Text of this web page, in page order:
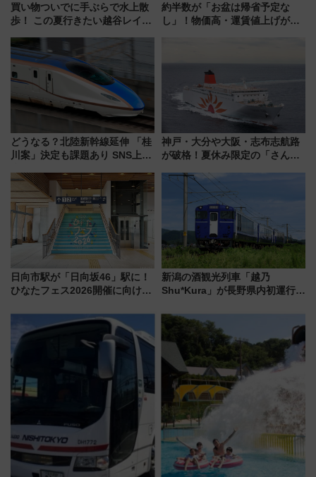
買い物ついでに手ぶらで水上散
歩！ この夏行きたい越谷レイク
ア「LAKESIDE PARK」（埼玉
県越谷市）
約半数が「お盆は帰省予定な
し」！物価高・運賃値上げが財
どうなる？北陸新幹線延伸 「桂
川案」決定も課題あり SNS上の
神戸・大分や大阪・志布志航路
が破格！夏休み限定の「さんふ
ート 夕朝食ビュッフェ付きで
快適な船旅はいかが？
日向市駅が「日向坂46」駅に！
ひなたフェス2026開催に向けJR
全力応援 夜行列車「ドリーム
おひさま号」も走る
新潟の酒観光列車「越乃
Shu*Kura」が長野県内初運行！
別企画